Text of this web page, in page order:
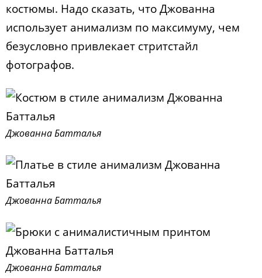
костюмы. Надо сказать, что Джованна
использует анимализм по максимуму, чем
безусловно привлекает стритстайл
фотографов.
Джованна Батталья
Джованна Батталья
Джованна Батталья